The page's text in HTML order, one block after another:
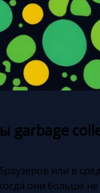
garbage
или в
они больше